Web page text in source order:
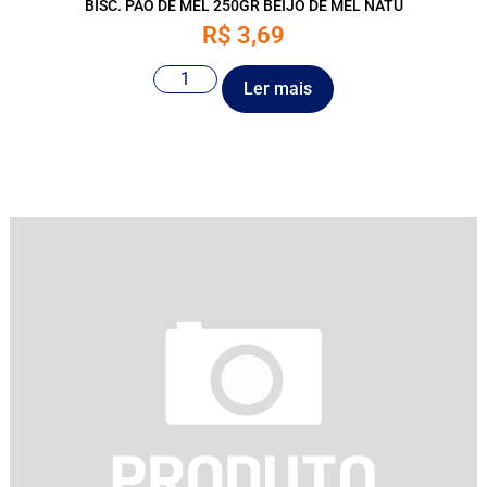
BISC. PAO DE MEL 250GR BEIJO DE MEL NATU
R$ 3,69
Ler mais